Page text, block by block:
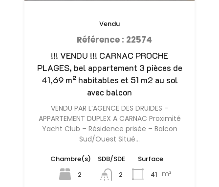
!!! VENDU !!! CARNAC PROCHE
PLAGES, bel appartement 3 pièces de
41,69 m² habitables et 51 m2 au sol
avec balcon
VENDU PAR L’AGENCE DES DRUIDES –
APPARTEMENT DUPLEX A CARNAC Proximité
Yacht Club – Résidence prisée – Balcon
Sud/Ouest Situé…
Chambre(s)
2
SDB/SDE
2
Surface
41 m²
Vendu
Référence : 22574